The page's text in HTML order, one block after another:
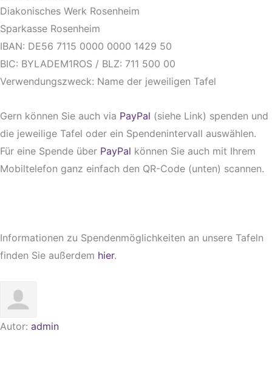
Diakonisches Werk Rosenheim
Sparkasse Rosenheim
IBAN: DE56 7115 0000 0000 1429 50
BIC: BYLADEM1ROS / BLZ: 711 500 00
Verwendungszweck: Name der jeweiligen Tafel
Gern können Sie auch via PayPal (siehe Link) spenden und
die jeweilige Tafel oder ein Spendenintervall auswählen.
Für eine Spende über PayPal können Sie auch mit Ihrem
Mobiltelefon ganz einfach den QR-Code (unten) scannen.
Informationen zu Spendenmöglichkeiten an unsere Tafeln
finden Sie außerdem hier.
Autor: admin